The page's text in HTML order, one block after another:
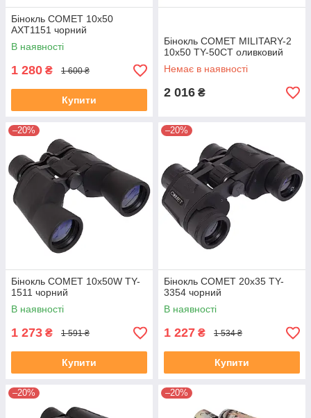
Бінокль COMET 10х50
AXT1151 чорний
В наявності
1 280 ₴ 1 600 ₴
Купити
Бінокль COMET MILITARY-2
10х50 TY-50CT оливковий
Немає в наявності
2 016 ₴
–20%
Бінокль COMET 10х50W TY-
1511 чорний
В наявності
1 273 ₴ 1 591 ₴
Купити
–20%
Бінокль COMET 20х35 TY-
3354 чорний
В наявності
1 227 ₴ 1 534 ₴
Купити
–20% –20%